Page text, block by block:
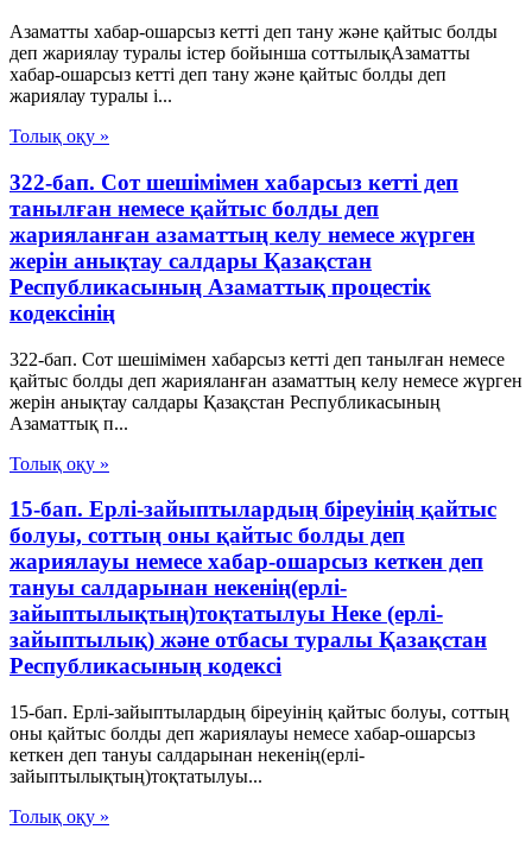
Азаматты хабар-ошарсыз кетті деп тану және қайтыс болды
деп жариялау туралы істер бойынша соттылықАзаматты
хабар-ошарсыз кетті деп тану және қайтыс болды деп
жариялау туралы і...
Толық оқу »
322-бап. Сот шешімімен хабарсыз кетті деп
танылған немесе қайтыс болды деп
жарияланған азаматтың келу немесе жүрген
жерін анықтау салдары Қазақстан
Республикасының Азаматтық процестік
кодексінің
322-бап. Сот шешімімен хабарсыз кетті деп танылған немесе
қайтыс болды деп жарияланған азаматтың келу немесе жүрген
жерін анықтау салдары Қазақстан Республикасының
Азаматтық п...
Толық оқу »
15-бап. Ерлі-зайыптылардың біреуінің қайтыс
болуы, соттың оны қайтыс болды деп
жариялауы немесе хабар-ошарсыз кеткен деп
тануы салдарынан некенің(ерлі-
зайыптылықтың)тоқтатылуы Неке (ерлі-
зайыптылық) және отбасы туралы Қазақстан
Республикасының кодексі
15-бап. Ерлі-зайыптылардың біреуінің қайтыс болуы, соттың
оны қайтыс болды деп жариялауы немесе хабар-ошарсыз
кеткен деп тануы салдарынан некенің(ерлі-
зайыптылықтың)тоқтатылуы...
Толық оқу »